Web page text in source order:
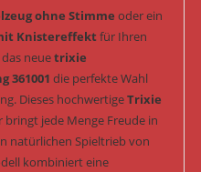
ohne Stimme oder ein
Knistereffektfür Ihren
neuetrixie
361001 die perfekte Wahl
Dieses hochwertigeTrixie
bringt jede Menge Freude in
natürlichen Spieltrieb von
kombiniert eine